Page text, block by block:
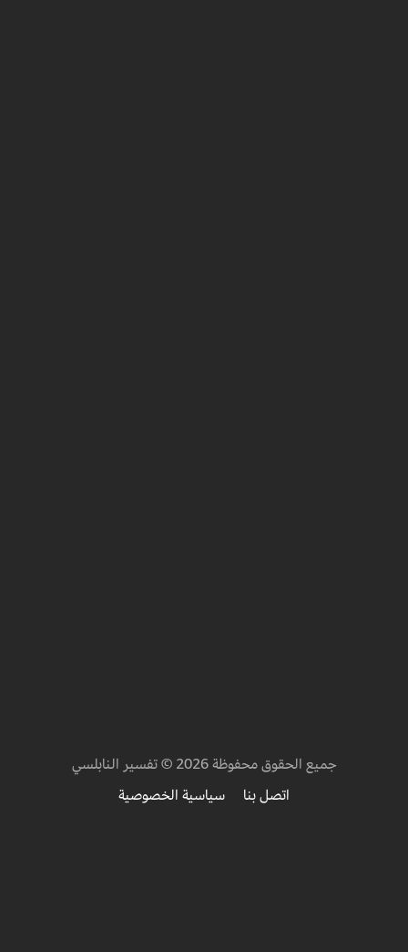
جميع الحقوق محفوظة 2026 © تفسير النابلسي
اتصل بنا
سياسية الخصوصية